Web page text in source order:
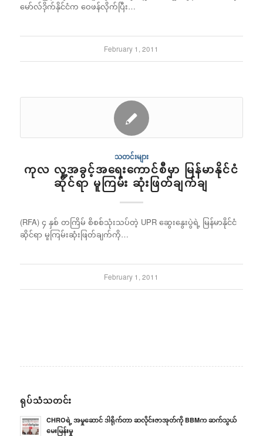
မော်လ်ဒိုက်နိုင်ငံက ဝေဖန်လိုက်ပြီး…
February 1, 2011
သတင်းများ
ကုလ လူ့အခွင့်အရေးကောင်စီမှာ မြန်မာနိုင်ငံ
ဆိုင်ရာ မူကြမ်း ဆုံးဖြတ်ချက်ချ
(RFA) ၄ နှစ် တကြိမ် စိစစ်သုံးသပ်တဲ့ UPR ဆွေးနွေးပွဲရဲ့ မြန်မာနိုင်ငံ
ဆိုင်ရာ မူကြမ်းဆုံးဖြတ်ချက်ကို…
February 1, 2011
ရုပ်သံသတင်း
CHROရဲ့ အမှုဆောင် ဒါရိုက်တာ ဆလိုင်းဇာအုတ်ကို BBMက ဆက်သွယ်
မေးမြန်းမှု